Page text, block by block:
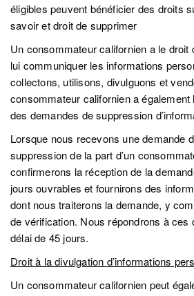
éligibles peuvent bénéficier des droits
savoir et droit de supprimer
Un consommateur californien a le droit
lui communiquer les informations
collectons, utilisons, divulguons et
consommateur californien a
des demandes de suppression
Lorsque nous recevons une demande
suppression de la part d’un
confirmerons la réception de la
jours ouvrables et fournirons des
dont nous traiterons la demande, y
de vérification. Nous répondrons à ces
délai de 45 jours.
Droit à la divulgation d’informations
Un consommateur californien peut